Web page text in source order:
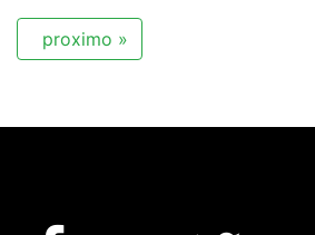
proximo »